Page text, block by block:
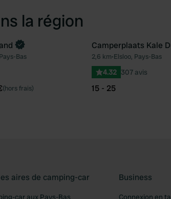
la région
Préféré
Bas
(hors frais)
Camperplaats Kale
2,6 km•Elsloo, Pays-Bas
4.32 307 avis
15 - 25
aires de camping-car
car aux Pays-Bas
Business
Connexion en